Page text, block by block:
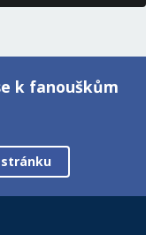
k fanouškům
stránku